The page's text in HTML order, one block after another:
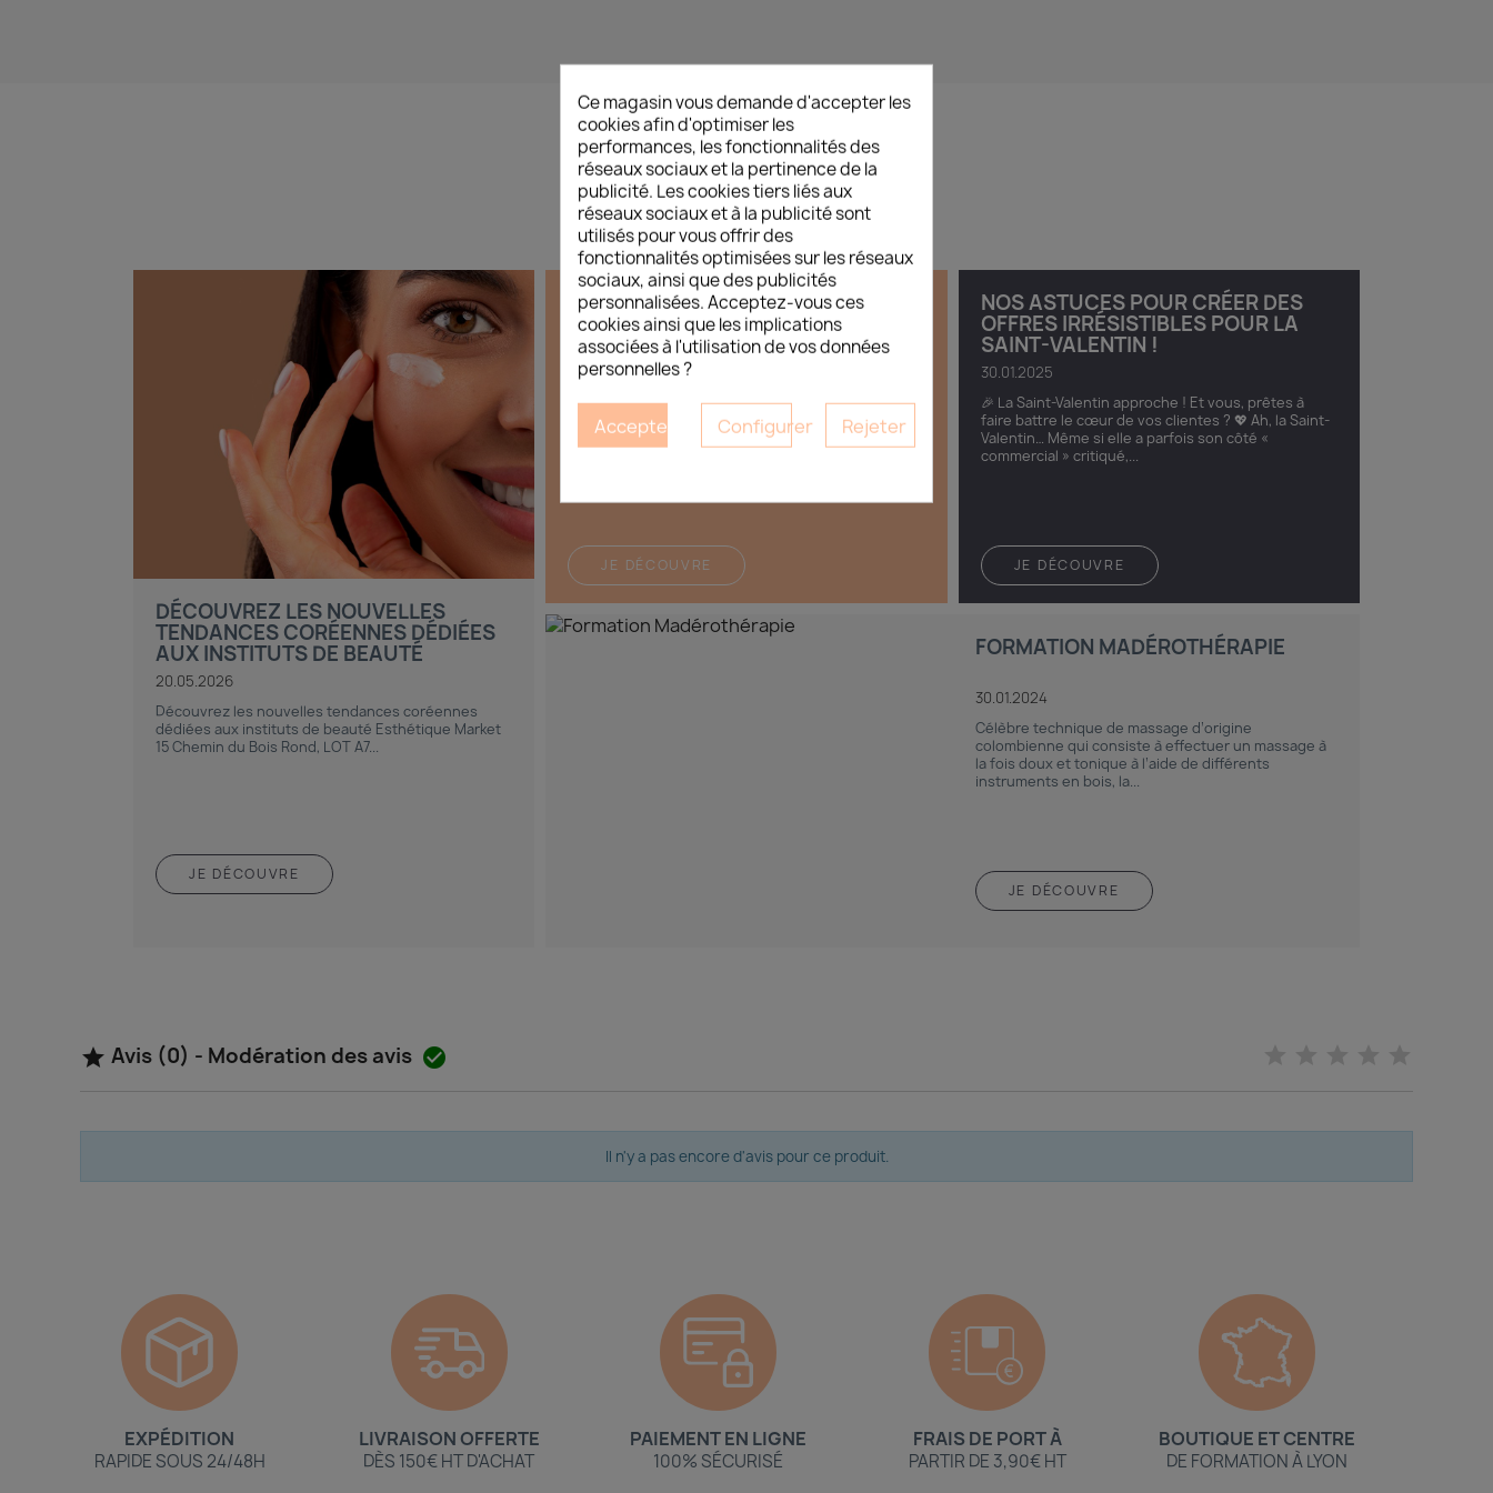
L’ACTUALITÉ/BEAUTÉ
DÉCOUVREZ LES NOUVELLES
TENDANCES CORÉENNES DÉDIÉES
AUX INSTITUTS DE BEAUTÉ
20.05.2026
Découvrez les nouvelles tendances coréennes
dédiées aux instituts de beauté Esthétique Market
15 Chemin du Bois Rond, LOT A7...
JE DÉCOUVRE
DÉCOUVREZ LES NOUVELLES
TENDANCES CORÉENNES DÉDIÉES
AUX INSTITUTS DE BEAUTÉ
11.05.2026
Esthétique Market vous invite à une soirée
immersive autour de l’univers de la K-Beauty
professionnelle. À travers cette soirée découverte,
JE DÉCOUVRE
NOS ASTUCES POUR CRÉER DES
OFFRES IRRÉSISTIBLES POUR LA
SAINT-VALENTIN !
30.01.2025
🎉 La Saint-Valentin approche ! Et vous, prêtes à
faire battre le cœur de vos clientes ? 💖 Ah, la Saint-
Valentin… Même si elle a parfois son côté «
commercial » critiqué,...
JE DÉCOUVRE
FORMATION MADÉROTHÉRAPIE
30.01.2024
Célèbre technique de massage d’origine
colombienne qui consiste à effectuer un massage à
la fois doux et tonique à l’aide de différents
instruments en bois, la...
JE DÉCOUVRE
 Avis (0) - Modération des avis 
Il n'y a pas encore d'avis pour ce produit.
EXPÉDITION
RAPIDE SOUS 24/48H
LIVRAISON OFFERTE
DÈS 150€ HT D'ACHAT
PAIEMENT EN LIGNE
100% SÉCURISÉ
FRAIS DE PORT À
PARTIR DE 3,90€ HT
BOUTIQUE ET CENTRE
DE FORMATION À LYON
Ce magasin vous demande d'accepter les
cookies afin d'optimiser les
performances, les fonctionnalités des
réseaux sociaux et la pertinence de la
publicité. Les cookies tiers liés aux
réseaux sociaux et à la publicité sont
utilisés pour vous offrir des
fonctionnalités optimisées sur les réseaux
sociaux, ainsi que des publicités
personnalisées. Acceptez-vous ces
cookies ainsi que les implications
associées à l'utilisation de vos données
personnelles ?
Accepter Configurer Rejeter